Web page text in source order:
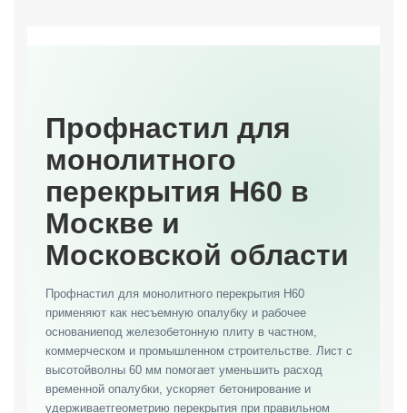
Профнастил для
монолитного
перекрытия Н60 в
Москве и
Московской области
Профнастил для монолитного перекрытия Н60
применяют как несъемную опалубку и рабочее
основаниепод железобетонную плиту в частном,
коммерческом и промышленном строительстве. Лист с
высотойволны 60 мм помогает уменьшить расход
временной опалубки, ускоряет бетонирование и
удерживаетгеометрию перекрытия при правильном